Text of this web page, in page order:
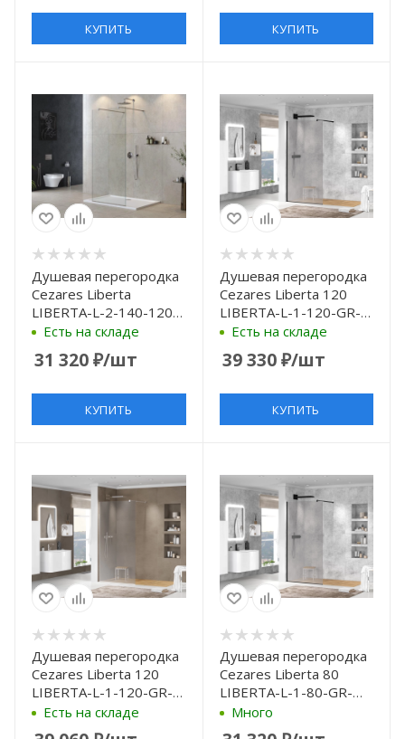
КУПИТЬ КУПИТЬ
Душевая перегородка
Cezares Liberta
LIBERTA-L-2-140-120-
C-Cr 140 см, профиль
прозрачное
Есть на складе
31 320₽/шт
КУПИТЬ
Душевая перегородка
Cezares Liberta 120
LIBERTA-L-1-120-GR-
NERO профиль Черный
Есть на складе
39 330₽/шт
КУПИТЬ
Душевая перегородка
Cezares Liberta 120
LIBERTA-L-1-120-GR-
Cr профиль Хром
стекло серое
Есть на складе
Душевая перегородка
Cezares Liberta 80
LIBERTA-L-1-80-GR-
NERO профиль Черный
матовый стекло серое
Много